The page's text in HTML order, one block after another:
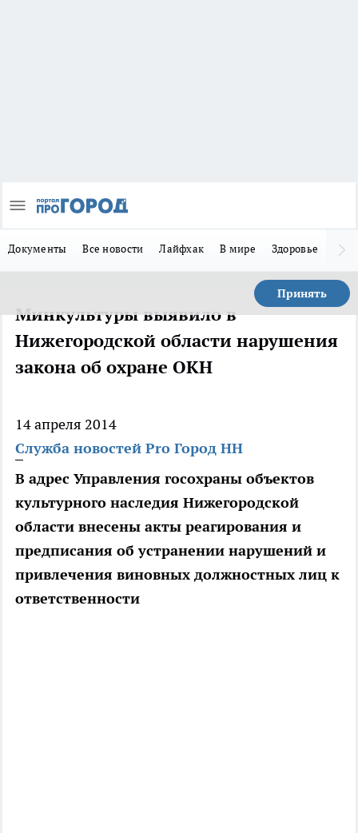
Документы Все новости Лайфхак В мире Здоровье
Принять
Минкультуры выявило в
Нижегородской области нарушения
закона об охране ОКН
14 апреля 2014
Служба новостей Pro Город НН
В адрес Управления госохраны объектов
культурного наследия Нижегородской
области внесены акты реагирования и
предписания об устранении нарушений и
привлечения виновных должностных лиц к
ответственности